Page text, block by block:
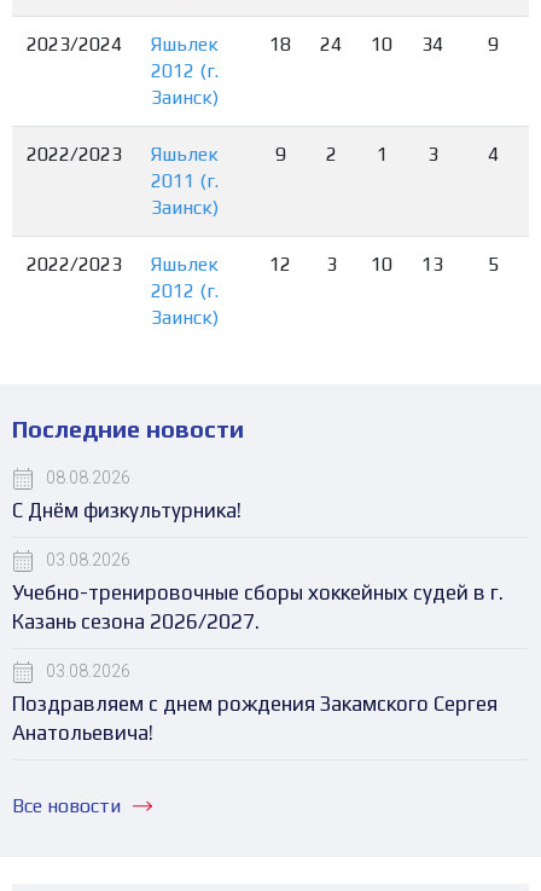
2023/2024
Яшьлек
2012 (г.
Заинск)
18 24 10 34 9
2022/2023
Яшьлек
2011 (г.
Заинск)
9 2 1 3 4
2022/2023
Яшьлек
2012 (г.
Заинск)
12 3 10 13 5
Последние новости
08.08.2026
С Днём физкультурника!
03.08.2026
Учебно-тренировочные сборы хоккейных судей в г.
Казань сезона 2026/2027.
03.08.2026
Поздравляем с днем рождения Закамского Сергея
Анатольевича!
Все новости